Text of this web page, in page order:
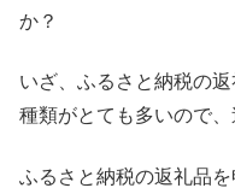
か？
いざ、ふるさと納税の
種類がとても多いので、
ふるさと納税の返礼品